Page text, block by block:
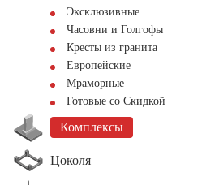
Эксклюзивные
Часовни и Голгофы
Кресты из гранита
Европейские
Мраморные
Готовые со Скидкой
Комплексы
Цоколя